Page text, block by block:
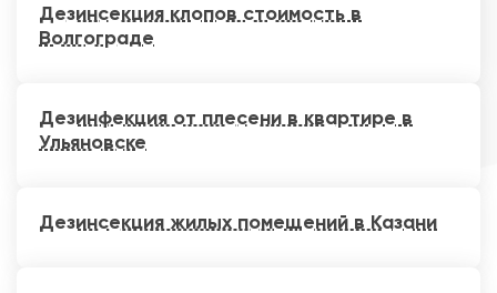
Дезинсекция клопов стоимость в
Волгограде
Дезинфекция от плесени в квартире в
Ульяновске
Дезинсекция жилых помещений в Казани